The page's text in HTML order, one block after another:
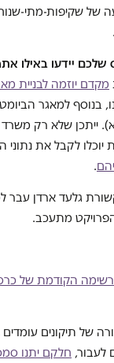
שקיפות-מתי-שנוח.
מקדם יוזמה לבניית
בנוסף למאגר
ייתכן שלא רק
לקבל את נתוני
.
גלעד ארדן עבר
מתעכב.
הקודמת של
של תיקונים עומדים
לעבור, חלקם יתנו